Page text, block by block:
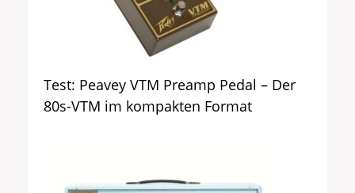
Test: Peavey VTM Preamp Pedal – Der
80s-VTM im kompakten Format